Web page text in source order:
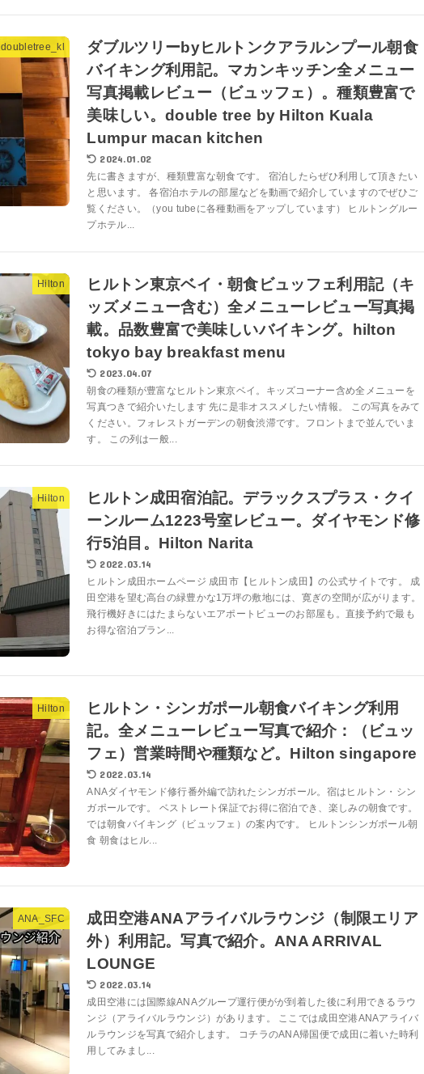
doubletree_kl
ダブルツリーbyヒルトンクアラルンプール朝食
バイキング利用記。マカンキッチン全メニュー
写真掲載レビュー（ビュッフェ）。種類豊富で
美味しい。double tree by Hilton Kuala
Lumpur macan kitchen
2024.01.02
先に書きますが、種類豊富な朝食です。 宿泊したらぜひ利用して頂きたい
と思います。 各宿泊ホテルの部屋などを動画で紹介していますのでぜひご
覧ください。（you tubeに各種動画をアップしています） ヒルトングルー
プホテル...
Hilton
ヒルトン東京ベイ・朝食ビュッフェ利用記（キ
ッズメニュー含む）全メニューレビュー写真掲
載。品数豊富で美味しいバイキング。hilton
tokyo bay breakfast menu
2023.04.07
朝食の種類が豊富なヒルトン東京ベイ。キッズコーナー含め全メニューを
写真つきで紹介いたします 先に是非オススメしたい情報。 この写真をみて
ください。フォレストガーデンの朝食渋滞です。フロントまで並んでいま
す。 この列は一般...
Hilton
ヒルトン成田宿泊記。デラックスプラス・クイ
ーンルーム1223号室レビュー。ダイヤモンド修
行5泊目。Hilton Narita
2022.03.14
ヒルトン成田ホームページ 成田市【ヒルトン成田】の公式サイトです。 成
田空港を望む高台の緑豊かな1万坪の敷地には、寛ぎの空間が広がります。
飛行機好きにはたまらないエアポートビューのお部屋も。直接予約で最も
お得な宿泊プラン...
Hilton
ヒルトン・シンガポール朝食バイキング利用
記。全メニューレビュー写真で紹介：（ビュッ
フェ）営業時間や種類など。Hilton singapore
2022.03.14
ANAダイヤモンド修行番外編で訪れたシンガポール。宿はヒルトン・シン
ガポールです。 ベストレート保証でお得に宿泊でき、楽しみの朝食です。
では朝食バイキング（ビュッフェ）の案内です。 ヒルトンシンガポール朝
食 朝食はヒル...
ANA_SFC
成田空港ANAアライバルラウンジ（制限エリア
外）利用記。写真で紹介。ANA ARRIVAL
LOUNGE
2022.03.14
成田空港には国際線ANAグループ運行便がが到着した後に利用できるラウ
ンジ（アライバルラウンジ）があります。 ここでは成田空港ANAアライバ
ルラウンジを写真で紹介します。 コチラのANA帰国便で成田に着いた時利
用してみまし...